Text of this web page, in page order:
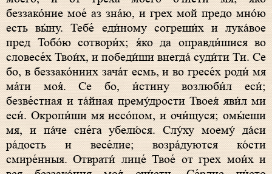
беззако́ние мое́ аз зна́ю, и грех мой предо мно́ю
есть вы́ну. Тебе́ еди́ному согреши́х и лука́вое
пред Тобо́ю сотвори́х; я́ко да оправди́шися во
словесе́х Твои́х, и победи́ши внегда́ суди́ти Ти. Се
бо, в беззако́ниих зача́т есмь, и во гресе́х роди́ мя
ма́ти моя́. Се бо, и́стину возлюби́л еси́;
безве́стная и та́йная прему́дрости Твоея́ яви́л ми
еси́. Окропи́ши мя иссо́пом, и очи́щуся; омы́еши
мя, и па́че сне́га убелю́ся. Слу́ху моему́ да́си
ра́дость и весе́лие; возра́дуются ко́сти
смире́нныя. Отврати́ лице́ Твое́ от грех мои́х и